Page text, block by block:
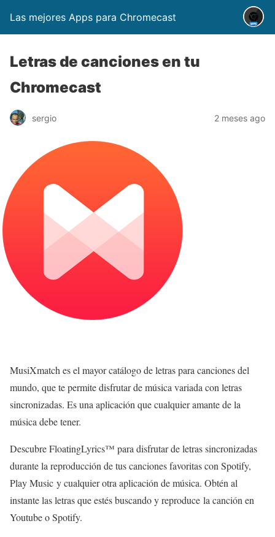
Las mejores Apps para Chromecast
Letras de canciones en tu
Chromecast
sergio 2 meses ago
MusiXmatch es el mayor catálogo de letras para canciones del
mundo, que te permite disfrutar de música variada con letras
sincronizadas. Es una aplicación que cualquier amante de la
música debe tener.
Descubre FloatingLyrics™ para disfrutar de letras sincronizadas
durante la reproducción de tus canciones favoritas con Spotify,
Play Music y cualquier otra aplicación de música. Obtén al
instante las letras que estés buscando y reproduce la canción en
Youtube o Spotify.